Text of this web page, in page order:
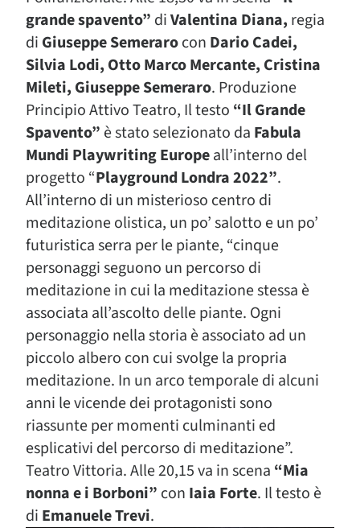
grande spavento” diValentina Diana, regia
di Giuseppe Semerarocon Dario Cadei,
Silvia Lodi, Otto Marco Mercante, Cristina
Mileti, Giuseppe Semeraro. Produzione
Principio Attivo Teatro, Il testo “Il Grande
Spavento” è stato selezionato da Fabula
Mundi Playwriting Europeall’interno del
progetto “Playground Londra 2022”.
All’interno di un misterioso centro di
meditazione olistica, un po’ salotto e un po’
futuristica serra per le piante, “cinque
personaggi seguono un percorso di
meditazione in cui la meditazione stessa è
associata all’ascolto delle piante. Ogni
personaggio nella storia è associato ad un
piccolo albero con cui svolge la propria
meditazione. In un arco temporale di alcuni
anni le vicende dei protagonisti sono
riassunte per momenti culminanti ed
esplicativi del percorso di meditazione”.
Teatro Vittoria. Alle 20,15 va in scena “Mia
nonna e i Borboni” con Iaia Forte. Il testo è
di Emanuele Trevi.